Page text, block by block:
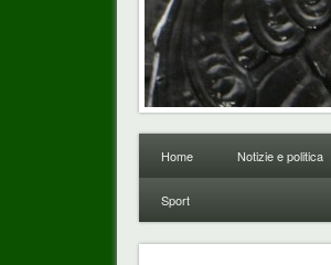
Home Notizie e politica
Sport